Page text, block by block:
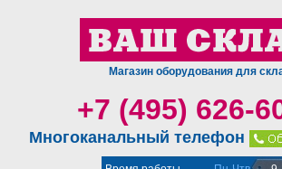
Магазин оборудования для
+7 (495) 626-
Многоканальный телефон